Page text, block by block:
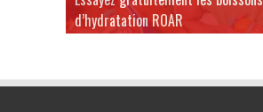
d’hydratation ROAR